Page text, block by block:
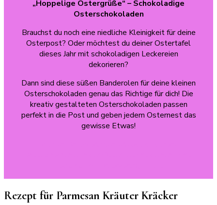
„Hoppelige Ostergrüße“ – Schokoladige
Osterschokoladen
Brauchst du noch eine niedliche Kleinigkeit für deine
Osterpost? Oder möchtest du deiner Ostertafel
dieses Jahr mit schokoladigen Leckereien
dekorieren?
Dann sind diese süßen Banderolen für deine kleinen
Osterschokoladen genau das Richtige für dich! Die
kreativ gestalteten Osterschokoladen passen
perfekt in die Post und geben jedem Osternest das
gewisse Etwas!
Rezept für Parmesan Kräuter Kräcker